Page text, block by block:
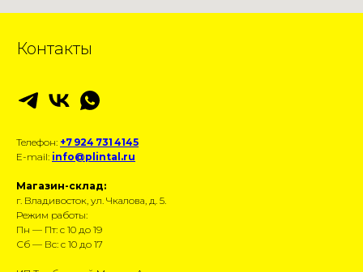
Контакты
Телефон: +7 924 731 4145
E-mail: info@plintal.ru
Магазин-склад:
г. Владивосток, ул. Чкалова, д. 5.
Режим работы:
Пн — Пт: с 10 до 19
Сб — Вс: с 10 до 17